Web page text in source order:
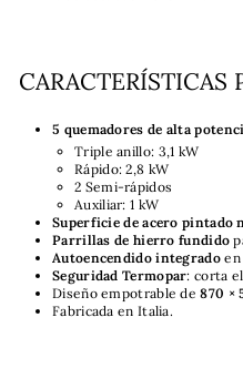
CARACTERÍSTICAS
5 quemadores de alta
Triple anillo: 3,1 kW
Rápido: 2,8 kW
2 Semi-rápidos
Auxiliar: 1 kW
Superficie de acero pintado
Parrillas de hierro fundido
Autoencendido integradoen
Seguridad Termopar: corta
Diseño empotrable de870 ×
Fabricada en Italia.